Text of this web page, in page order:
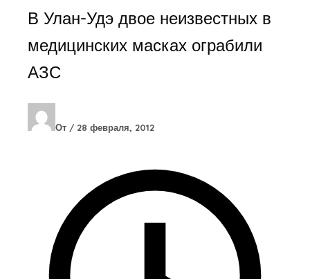
В Улан-Удэ двое неизвестных в
медицинских масках ограбили
АЗС
От / 28 февраля, 2012